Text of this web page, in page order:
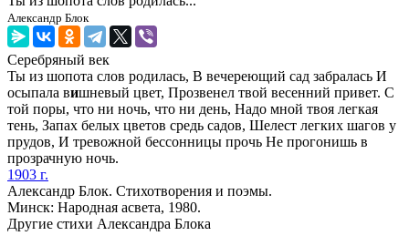
Александр Блок
Серебряный век
Ты из шопота слов родилась, В вечереющий сад забралась И
осыпала вишневый цвет, Прозвенел твой весенний привет. С
той поры, что ни ночь, что ни день, Надо мной твоя легкая
тень, Запах белых цветов средь садов, Шелест легких шагов у
прудов, И тревожной бессонницы прочь Не прогонишь в
прозрачную ночь.
1903 г.
Александр Блок. Стихотворения и поэмы.
Минск: Народная асвета, 1980.
Другие стихи Александра Блока